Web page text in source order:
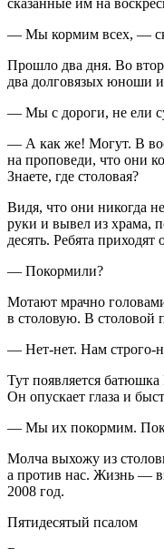
— Мы кормим всех, —
Прошло два дня. Во
два долговязых юноши
— Мы с дороги, не ели
— А как же! Могут. В
на проповеди, что они
Знаете, где столовая?
Видя, что они никогда
руки и вывел из храма,
десять. Ребята приходят
— Покормили?
Мотают мрачно
в столовую. В столовой
— Нет-нет. Нам строго-
Тут появляется
Он опускает глаза и
— Мы их покормим.
Молча выхожу из
а против нас. Жизнь —
2008 год.
Пятидесятый псалом